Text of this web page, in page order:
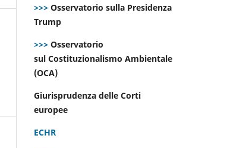
>>> Osservatorio sulla Presidenza
Trump
>>> Osservatorio
sul Costituzionalismo Ambientale
(OCA)
Giurisprudenza delle Corti
europee
ECHR